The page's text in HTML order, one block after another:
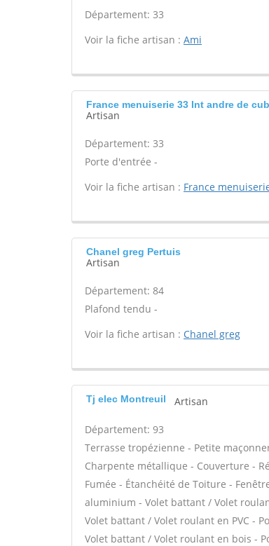
Département: 33
Voir la fiche artisan : Ami
France menuiserie 33 Int andre de
Artisan
Département: 33
Porte d'entrée -
Voir la fiche artisan : France
Chanel greg Pertuis
Artisan
Département: 84
Plafond tendu -
Voir la fiche artisan : Chanel greg
Tj elec Montreuil Artisan
Département: 93
Terrasse tropézienne - Petite
Charpente métallique - Couverture -
Fumée - Étanchéité de Toiture -
aluminium - Volet battant / Volet
Volet battant / Volet roulant en PVC -
Volet battant / Volet roulant en bois -